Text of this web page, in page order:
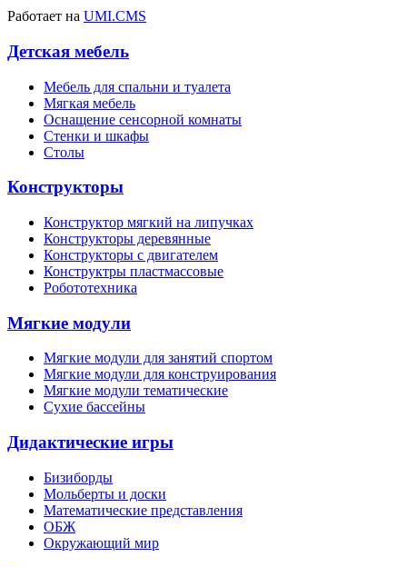
Работает на UMI.CMS
Детская мебель
Мебель для спальни и туалета
Мягкая мебель
Оснащение сенсорной комнаты
Стенки и шкафы
Столы
Конструкторы
Конструктор мягкий на липучках
Конструкторы деревянные
Конструкторы с двигателем
Конструктры пластмассовые
Робототехника
Мягкие модули
Мягкие модули для занятий спортом
Мягкие модули для конструирования
Мягкие модули тематические
Сухие бассейны
Дидактические игры
Бизиборды
Мольберты и доски
Математические представления
ОБЖ
Окружающий мир